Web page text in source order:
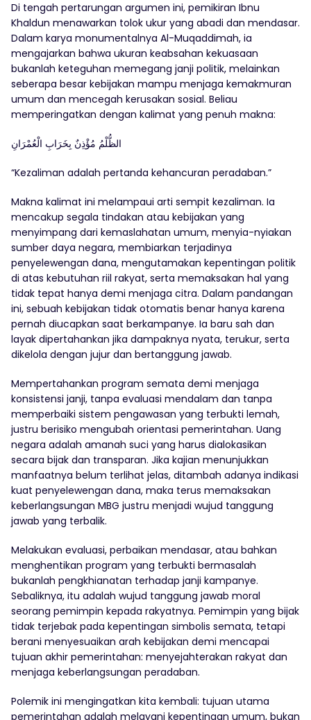
Di tengah pertarungan argumen ini, pemikiran Ibnu
Khaldun menawarkan tolok ukur yang abadi dan mendasar.
Dalam karya monumentalnya Al-Muqaddimah, ia
mengajarkan bahwa ukuran keabsahan kekuasaan
bukanlah keteguhan memegang janji politik, melainkan
seberapa besar kebijakan mampu menjaga kemakmuran
umum dan mencegah kerusakan sosial. Beliau
memperingatkan dengan kalimat yang penuh makna:
الظُّلْمُ مُؤْذِنٌ بِخَرَابِ الْعُمْرَانِ
“Kezaliman adalah pertanda kehancuran peradaban.”
Makna kalimat ini melampaui arti sempit kezaliman. Ia
mencakup segala tindakan atau kebijakan yang
menyimpang dari kemaslahatan umum, menyia-nyiakan
sumber daya negara, membiarkan terjadinya
penyelewengan dana, mengutamakan kepentingan politik
di atas kebutuhan riil rakyat, serta memaksakan hal yang
tidak tepat hanya demi menjaga citra. Dalam pandangan
ini, sebuah kebijakan tidak otomatis benar hanya karena
pernah diucapkan saat berkampanye. Ia baru sah dan
layak dipertahankan jika dampaknya nyata, terukur, serta
dikelola dengan jujur dan bertanggung jawab.
Mempertahankan program semata demi menjaga
konsistensi janji, tanpa evaluasi mendalam dan tanpa
memperbaiki sistem pengawasan yang terbukti lemah,
justru berisiko mengubah orientasi pemerintahan. Uang
negara adalah amanah suci yang harus dialokasikan
secara bijak dan transparan. Jika kajian menunjukkan
manfaatnya belum terlihat jelas, ditambah adanya indikasi
kuat penyelewengan dana, maka terus memaksakan
keberlangsungan MBG justru menjadi wujud tanggung
jawab yang terbalik.
Melakukan evaluasi, perbaikan mendasar, atau bahkan
menghentikan program yang terbukti bermasalah
bukanlah pengkhianatan terhadap janji kampanye.
Sebaliknya, itu adalah wujud tanggung jawab moral
seorang pemimpin kepada rakyatnya. Pemimpin yang bijak
tidak terjebak pada kepentingan simbolis semata, tetapi
berani menyesuaikan arah kebijakan demi mencapai
tujuan akhir pemerintahan: menyejahterakan rakyat dan
menjaga keberlangsungan peradaban.
Polemik ini mengingatkan kita kembali: tujuan utama
pemerintahan adalah melayani kepentingan umum, bukan